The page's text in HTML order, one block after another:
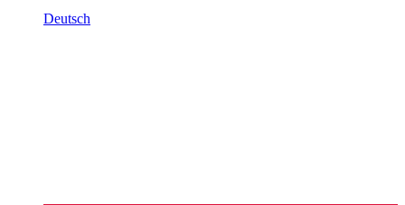
Deutsch